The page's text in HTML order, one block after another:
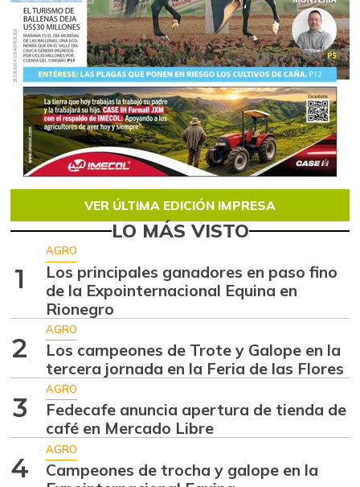
VER ÚLTIMA EDICIÓN IMPRESA
LO MÁS VISTO
1
AGRO
Los principales ganadores en paso fino
de la Expointernacional Equina en
Rionegro
2
AGRO
Los campeones de Trote y Galope en la
tercera jornada en la Feria de las Flores
3
AGRO
Fedecafe anuncia apertura de tienda de
café en Mercado Libre
4
AGRO
Campeones de trocha y galope en la